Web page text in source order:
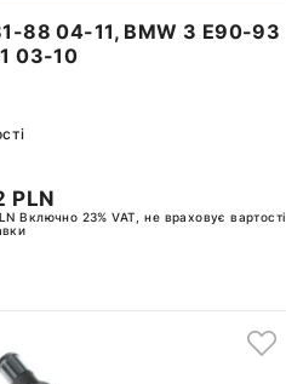
88 04-11, BMW 3 E90-93
03-10
PLN
Включно 23% VAT, не враховує вартості